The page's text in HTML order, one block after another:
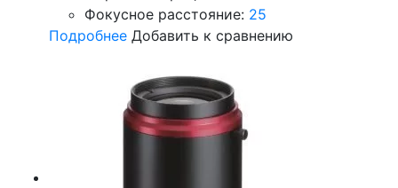
Фокусное расстояние: 25
Подробнее Добавить к сравнению